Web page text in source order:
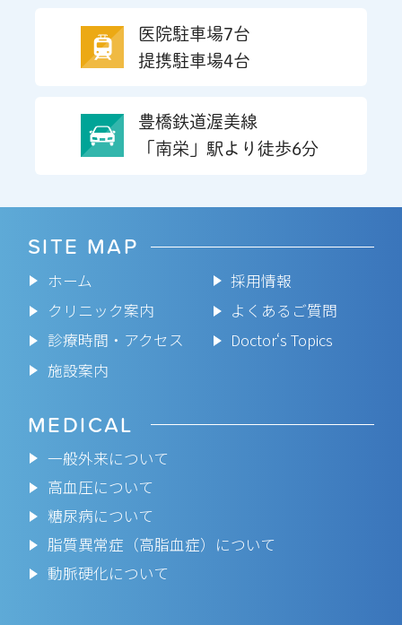
医院駐車場7台
提携駐車場4台
豊橋鉄道渥美線
「南栄」駅より徒歩6分
SITE MAP
ホーム
採用情報
クリニック案内
よくあるご質問
診療時間・アクセス
Doctor‘s Topics
施設案内
MEDICAL
一般外来について
高血圧について
糖尿病について
脂質異常症（高脂血症）について
動脈硬化について